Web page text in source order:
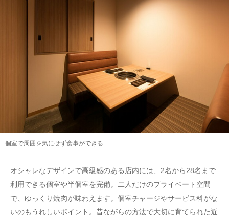
個室で周囲を気にせず食事ができる
オシャレなデザインで高級感のある店内には、2名から28名まで
利用できる個室や半個室を完備。二人だけのプライベート空間
で、ゆっくり焼肉が味わえます。個室チャージやサービス料がな
いのもうれしいポイント。昔ながらの方法で大切に育てられた近